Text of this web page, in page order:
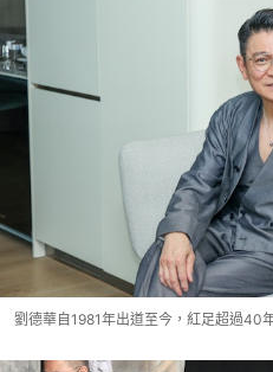
劉德華自1981年出道至今，紅足超過40